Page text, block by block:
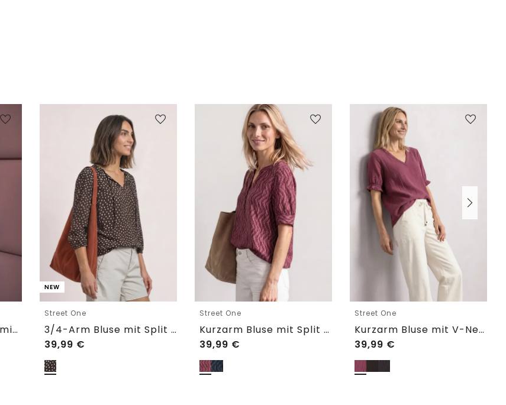
3/4-Arm Hemdbluse mit Knopfleiste
NEW
Street One
3/4-Arm Bluse mit Split Neck und Bändern
39,99 €
Street One
Kurzarm Bluse mit Split Neck und Elastiksaum
39,99 €
Street One
Kurzarm Bluse mit V-Neck und Rüschen
39,99 €